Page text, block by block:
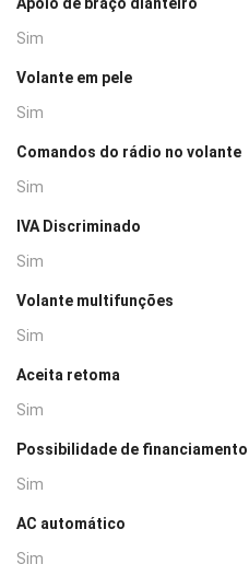
Apoio de braço dianteiro
Sim
Volante em pele
Sim
Comandos do rádio no volante
Sim
IVA Discriminado
Sim
Volante multifunções
Sim
Aceita retoma
Sim
Possibilidade de financiamento
Sim
AC automático
Sim